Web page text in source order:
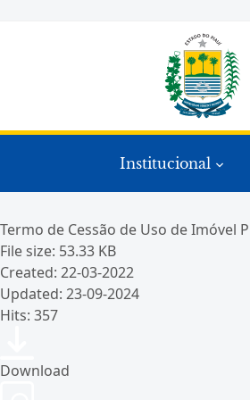
Institucional
Termo de Cessão de Uso de Imóvel
File size: 53.33 KB
Created: 22-03-2022
Updated: 23-09-2024
Hits: 357
Download